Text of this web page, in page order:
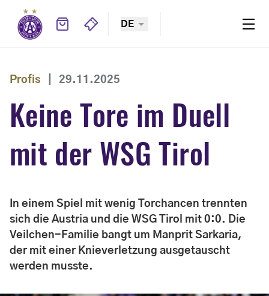
DE
Profis 29.11.2025
Keine Tore im Duell
mit der WSG Tirol
In einem Spiel mit wenig Torchancen trennten
sich die Austria und die WSG Tirol mit 0:0. Die
Veilchen-Familie bangt um Manprit Sarkaria,
der mit einer Knieverletzung ausgetauscht
werden musste.